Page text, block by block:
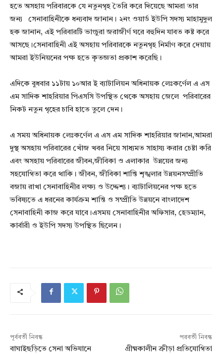
হতে অসহায় পরিবারকে যে নতুনগৃহ তৈরি করে দিয়েছে আমরা তার
জন্য সেনাবাহিনীকে ধন্যবাদ জানান। ২নং ওয়ার্ড ইউপি সদস্য মাহামুদুল
হক জানান, এই পরিবারটি ভাংচুরা জরাজীর্ণ ঘরে বহুদিন যাবত কষ্ট করে
আসছে।সেনাবাহিনী এই অসহায় পরিবারকে নতুনগৃহ নির্মাণ করে দেয়ায়
আমরা ইউনিয়নের পক্ষ হতে কৃতজ্ঞতা প্রকাশ করেছি।
এদিকে বুধবার ১১টায় ১০আর ই ব্যাটালিয়ন অধিনায়ক লেঃকর্ণেল এ এস
এম সাদিক শাহরিয়ার পিএসসি উপস্থিত থেকে অসহায় জেলে পরিবারের
নিকট নতুন গৃহের চাবি হাতে তুলে দেন।
এ সময় অধিনায়ক লেঃকর্ণেল এ এস এম সাদিক শাহরিয়ার জানান,আমরা
দুস্থ অসহায় পরিবারের খোঁজ খবর নিয়ে সাধ্যমত সাহায্য করার চেষ্টা করি
এবং অসহায় পরিবারের জীবন,জীবিকা ও এলাকার উন্নয়ের জন্য
সহযোগিতা করে থাকি। জীবন, জীবিকা শান্তি শৃঙ্খলার উন্নয়নসম্প্রীতি
বজায় রাখা সেনাবাহিনীর লক্ষ্য ও উদ্দেশ্য। ব্যাটালিয়নের পক্ষ হতে
ভবিষ্যতে এ ধরনের কার্যক্রম শান্তি ও সম্প্রীতি উন্নয়নে বাংলাদেশ
সেনাবাহিনী কাজ করে যাবে।এসময় সেনাবাহিনীর অফিসার, হেডম্যান,
কার্বারী ও ইউপি সদস্য উপস্থিত ছিলেন।
পূর্ববর্তী নিবন্ধ
বাঘাইছড়িতে সেনা অভিযানে
পরবর্তী নিবন্ধ
গ্রীষ্মকালীন ক্রীড়া প্রতিযোগিতা